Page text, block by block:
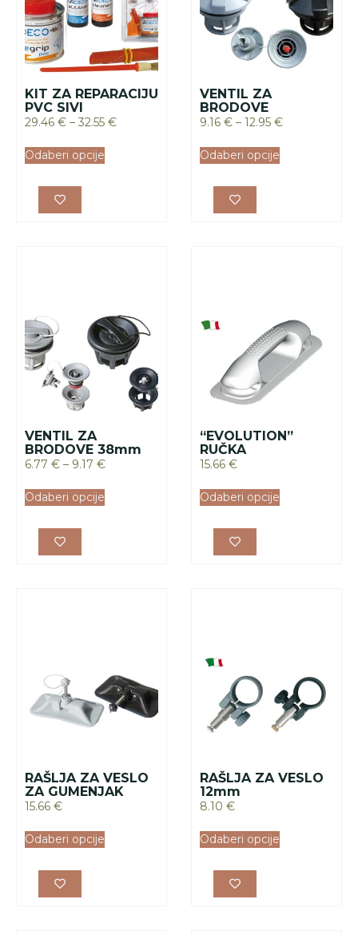
KIT ZA REPARACIJU
PVC SIVI
29.46 € – 32.55 €
Odaberi opcije
VENTIL ZA
BRODOVE
9.16 € – 12.95 €
Odaberi opcije
VENTIL ZA
BRODOVE 38mm
6.77 € – 9.17 €
Odaberi opcije
“EVOLUTION”
RUČKA
15.66 €
Odaberi opcije
RAŠLJA ZA VESLO
ZA GUMENJAK
15.66 €
Odaberi opcije
RAŠLJA ZA VESLO
12mm
8.10 €
Odaberi opcije